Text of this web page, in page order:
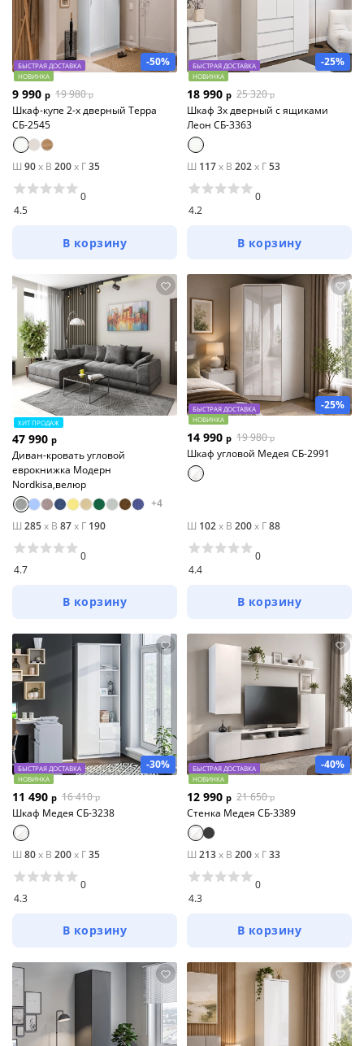
-50%
БЫСТРАЯ ДОСТАВКА
НОВИНКА
9 990 р 19 980 р
Шкаф-купе 2-х дверный Терра
СБ-2545
Ш 90x В 200x Г35
4.5
0
В корзину
-25%
БЫСТРАЯ ДОСТАВКА
НОВИНКА
18 990 р 25 320 р
Шкаф 3х дверный с ящиками
Леон СБ-3363
Ш 117x В 202x Г53
4.2
0
В корзину
ХИТ ПРОДАЖ
47 990 р
Диван-кровать угловой
еврокнижка Модерн
Nordkisa,велюр
+4
Ш 285x В 87x Г 190
4.7
0
В корзину
-25%
БЫСТРАЯ ДОСТАВКА
НОВИНКА
14 990 р 19 980 р
Шкаф угловой Медея СБ-2991
Ш 102x В 200x Г88
4.4
0
В корзину
-30%
БЫСТРАЯ ДОСТАВКА
НОВИНКА
11 490 р 16 410 р
Шкаф Медея СБ-3238
Ш 80x В 200x Г35
4.3
0
В корзину
-40%
БЫСТРАЯ ДОСТАВКА
НОВИНКА
12 990 р 21 650 р
Стенка Медея СБ-3389
Ш 213x В 200x Г33
4.3
0
В корзину